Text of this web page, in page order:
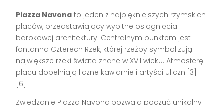
Piazza Navona to jeden z najpiękniejszych rzymskich
placów, przedstawiający wybitne osiągnięcia
barokowej architektury. Centralnym punktem jest
fontanna Czterech Rzek, której rzeźby symbolizują
największe rzeki świata znane w XVII wieku. Atmosferę
placu dopełniają liczne kawiarnie i artyści uliczni[3]
[6].
Zwiedzanie Piazza Navona pozwala poczuć unikalny